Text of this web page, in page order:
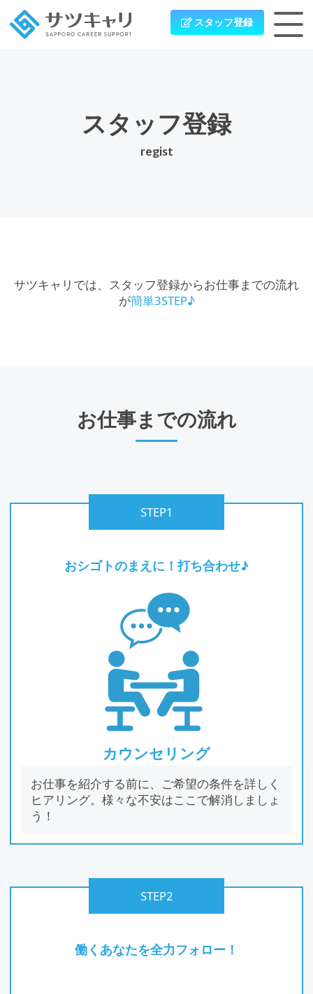
スタッフ登録
スタッフ登録
regist
サツキャリでは、スタッフ登録からお仕事までの流れ
が簡単3STEP♪
お仕事までの流れ
STEP1
おシゴトのまえに！打ち合わせ♪
カウンセリング
お仕事を紹介する前に、ご希望の条件を詳しく
ヒアリング。様々な不安はここで解消しましょ
う！
STEP2
働くあなたを全⼒フォロー！